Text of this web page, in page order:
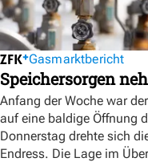
Gasmarktbericht
Speichersorgen
Anfang der Woche war
auf eine baldige Öffnung
Donnerstag drehte sich
Endress. Die Lage im